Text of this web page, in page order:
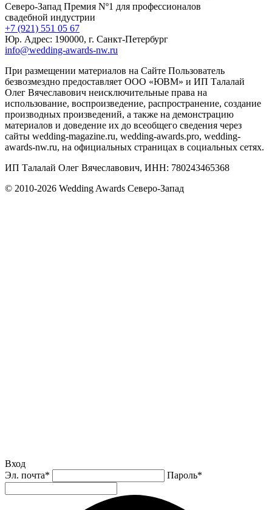
Северо-Запад Премия Nº1 для профессионалов
свадебной индустрии
+7 (921) 551 05 67
Юр. Адрес: 190000, г. Санкт-Петербург
info@wedding-awards-nw.ru
При размещении материалов на Сайте Пользователь
безвозмездно предоставляет ООО «ЮВМ» и ИП Талалай
Олег Вячеславович неисключительные права на
использование, воспроизведение, распространение, создание
производных произведений, а также на демонстрацию
материалов и доведение их до всеобщего сведения через
сайты wedding-magazine.ru, wedding-awards.pro, wedding-
awards-nw.ru, на официальных страницах в социальных сетях.
ИП Талалай Олег Вячеславович, ИНН: 780243465368
© 2010-2026 Wedding Awards Северо-Запад
Вход
Эл. почта* Пароль*